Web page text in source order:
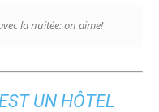
la nuitée: on aime!
UN HÔTEL